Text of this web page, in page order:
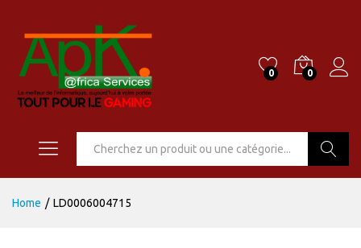
0 0
Home / LD0006004715